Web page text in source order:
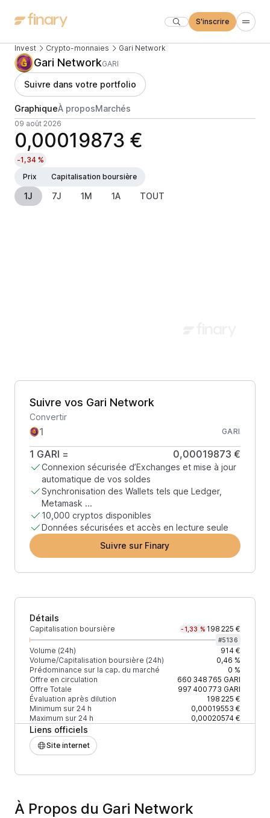
S'inscrire
Invest Crypto-monnaies Gari Network
Gari NetworkGARI
Suivre dans votre portfolio
GraphiqueÀ proposMarchés
09 août 2026
0,00019873 €
-1,34 %
Prix
Capitalisation boursière
1J 7J 1M 1A TOUT
Suivre vos Gari Network
Convertir
GARI
1 GARI = 0,00019873 €
Connexion sécurisée d’Exchanges et mise à jour
automatique de vos soldes
Synchronisation des Wallets tels que Ledger,
Metamask ...
10,000 cryptos disponibles
Données sécurisées et accès en lecture seule
Suivre sur Finary
Détails
Capitalisation boursière -1,33 % 198 225 €
#5136
Volume (24h)
914 €
Volume/Capitalisation boursière (24h)
0,46 %
Prédominance sur la cap. du marché
0 %
Offre en circulation
660 348 765 GARI
Offre Totale
997 400 773 GARI
Évaluation après dilution
198 225 €
Minimum sur 24 h
0,00019553 €
Maximum sur 24 h
0,00020574 €
Liens officiels
Site internet
À Propos du Gari Network